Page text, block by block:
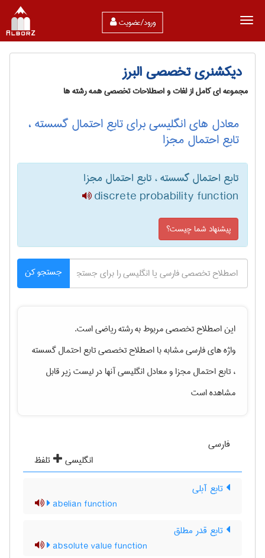
ورود/عضویت
دیکشنری تخصصی البرز
مجموعه ای کامل از لغات و اصطلاحات تخصصی همه رشته ها
معادل های انگلیسی برای تابع احتمال گسسته ،
تابع احتمال مجزا
تابع احتمال گسسته ، تابع احتمال مجزا
discrete probability function
پیشنهاد شما چیست؟
جستجو کن
این اصطلاح تخصصی مربوط به رشتهرياضیاست.
واژه های فارسی مشابه با اصطلاح تخصصیتابع احتمال گسسته
، تابع احتمال مجزاو معادل انگلیسی آنها در لیست زیر قابل
مشاهده است
فارسی
انگلیسی
تلفظ
تابع آبلی
abelian function
تابع قدر مطلق
absolute value function